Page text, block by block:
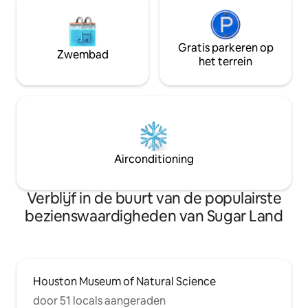
Zwembad
Gratis parkeren op
het terrein
Airconditioning
Verblijf in de buurt van de populairste
bezienswaardigheden van Sugar Land
Houston Museum of Natural Science
door 51 locals aangeraden